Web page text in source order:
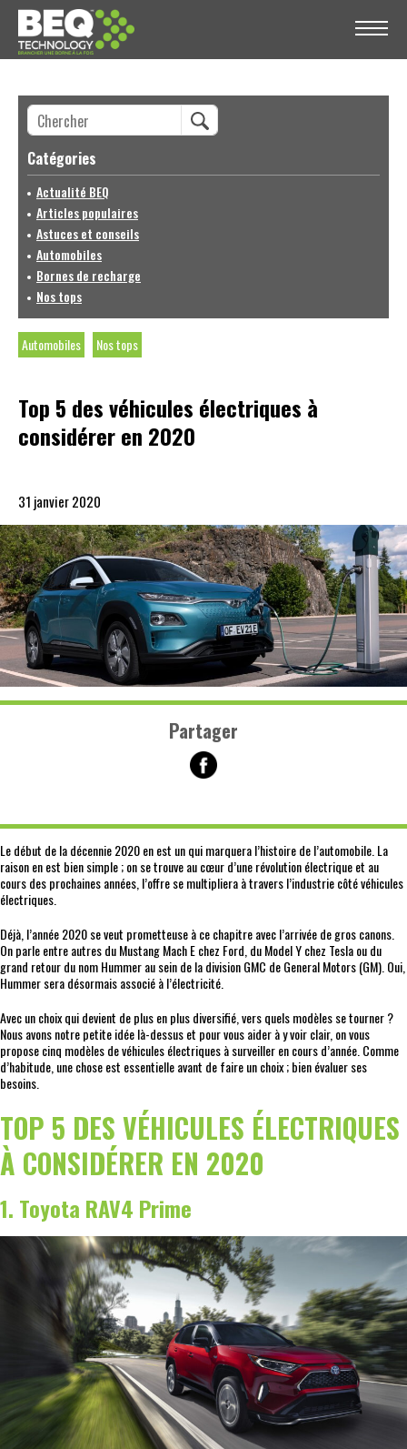
Catégories
Actualité BEQ
Articles populaires
Astuces et conseils
Automobiles
Bornes de recharge
Nos tops
Automobiles Nos tops
Top 5 des véhicules électriques à
considérer en 2020
31 janvier 2020
Partager
Le début de la décennie 2020 en est un qui marquera l’histoire de l’automobile. La
raison en est bien simple ; on se trouve au cœur d’une révolution électrique et au
cours des prochaines années, l’offre se multipliera à travers l’industrie côté véhicules
électriques.
Déjà, l’année 2020 se veut prometteuse à ce chapitre avec l’arrivée de gros canons.
On parle entre autres du Mustang Mach E chez Ford, du Model Y chez Tesla ou du
grand retour du nom Hummer au sein de la division GMC de General Motors (GM). Oui,
Hummer sera désormais associé à l’électricité.
Avec un choix qui devient de plus en plus diversifié, vers quels modèles se tourner ?
Nous avons notre petite idée là-dessus et pour vous aider à y voir clair, on vous
propose cinq modèles de véhicules électriques à surveiller en cours d’année. Comme
d’habitude, une chose est essentielle avant de faire un choix ; bien évaluer ses
besoins.
TOP 5 DES VÉHICULES ÉLECTRIQUES
À CONSIDÉRER EN 2020
1. Toyota RAV4 Prime